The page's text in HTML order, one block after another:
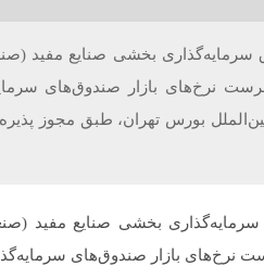
سرمایه‌گذاری بخشی صنایع مفید
نرخ‌های بازار صندوق‌های
بخشی صنایع مفید
نرخ‌های بازار صندوق‌های